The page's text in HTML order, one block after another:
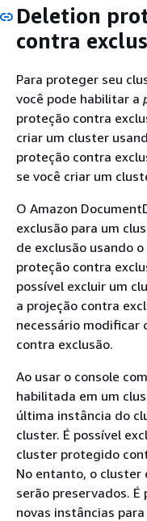
Deletion
contra
Para proteger seu
você pode habilitar a
proteção contra
criar um cluster
proteção contra
se você criar um
O Amazon
exclusão para um
de exclusão usando o
proteção contra
possível excluir um
a projeção contra
necessário modificar
contra exclusão.
Ao usar o console
habilitada em um
última instância do
cluster. É possível
cluster protegido
No entanto, o cluster
serão preservados.
novas instâncias